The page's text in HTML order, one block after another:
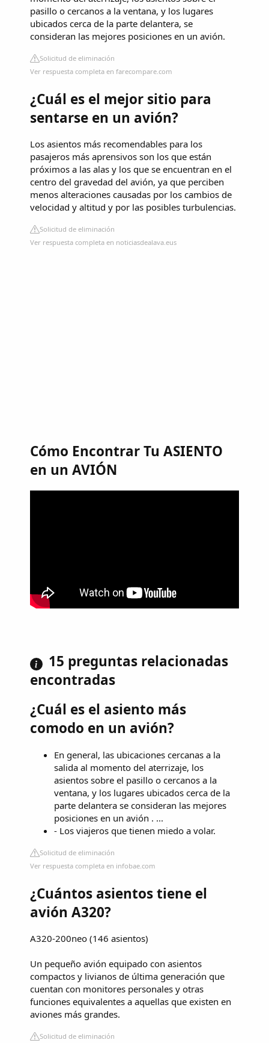
pasillo o cercanos a la ventana, y los lugares
ubicados cerca de la parte delantera, se
consideran las mejores posiciones en un avión.
Solicitud de eliminación
Ver respuesta completa en farecompare.com
¿Cuál es el mejor sitio para
sentarse en un avión?
Los asientos más recomendables para los
pasajeros más aprensivos son los que están
próximos a las alas y los que se encuentran en el
centro del gravedad del avión, ya que perciben
menos alteraciones causadas por los cambios de
velocidad y altitud y por las posibles turbulencias.
Solicitud de eliminación
Ver respuesta completa en noticiasdealava.eus
Cómo Encontrar Tu ASIENTO
en un AVIÓN
15 preguntas relacionadas
encontradas
¿Cuál es el asiento más
comodo en un avión?
En general, las ubicaciones cercanas a la
salida al momento del aterrizaje, los
asientos sobre el pasillo o cercanos a la
ventana, y los lugares ubicados cerca de la
parte delantera se consideran las mejores
posiciones en un avión . ...
- Los viajeros que tienen miedo a volar.
Solicitud de eliminación
Ver respuesta completa en infobae.com
¿Cuántos asientos tiene el
avión A320?
A320-200neo (146 asientos)
Un pequeño avión equipado con asientos
compactos y livianos de última generación que
cuentan con monitores personales y otras
funciones equivalentes a aquellas que existen en
aviones más grandes.
Solicitud de eliminación